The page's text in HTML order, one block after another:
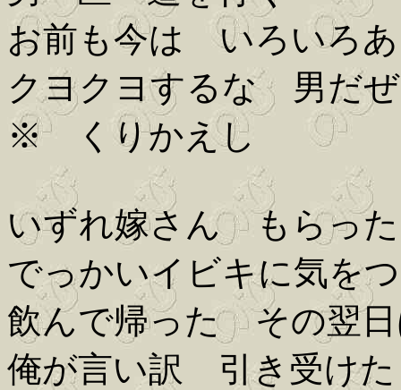
お前も今は いろいろ
クヨクヨするな 男だぜ
※ くりかえし
いずれ嫁さん もらっ
でっかいイビキに気を
飲んで帰った その翌
俺が言い訳 引き受けた